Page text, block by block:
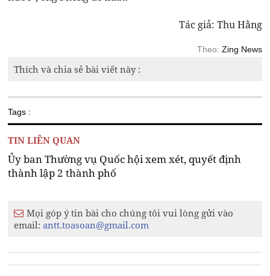
Tác giả: Thu Hằng
Theo: Zing News
Thích và chia sẻ bài viết này :
Tags :
TIN LIÊN QUAN
Ủy ban Thường vụ Quốc hội xem xét, quyết định
thành lập 2 thành phố
Mọi góp ý tin bài cho chúng tôi vui lòng gửi vào
email:antt.toasoan@gmail.com